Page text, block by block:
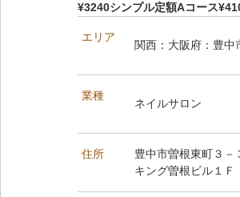
¥3240シンプル定額Aコース
エリア
関西：大阪府：豊中
業種
ネイルサロン
住所
豊中市曽根東町３
キング曽根ビル１Ｆ